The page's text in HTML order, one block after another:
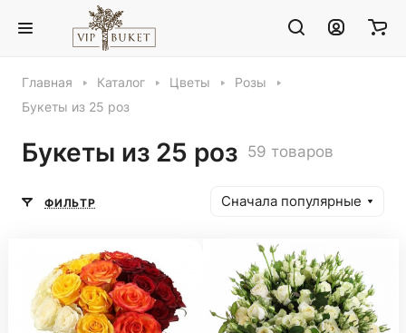
Главная Каталог Цветы
Розы
Букеты из 25 роз
Букеты из 25 роз 59 товаров
ФИЛЬТР Сначала популярные